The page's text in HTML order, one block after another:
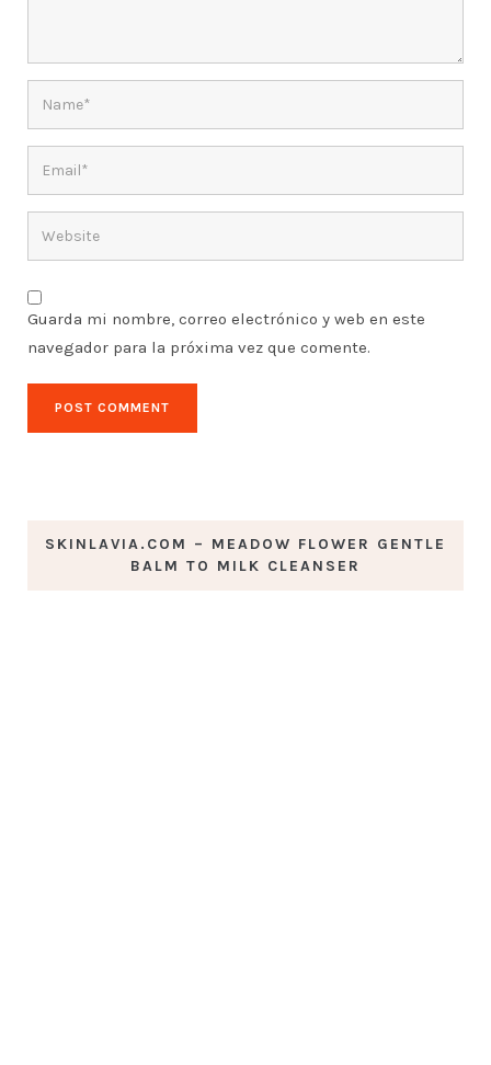
Guarda mi nombre, correo electrónico y web en este
navegador para la próxima vez que comente.
SKINLAVIA.COM – MEADOW FLOWER GENTLE
BALM TO MILK CLEANSER